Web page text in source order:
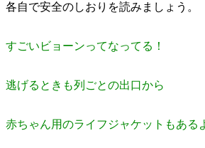
各自で安全のしおりを読みましょう。
すごいビョーンってなってる！
逃げるときも列ごとの出口から
赤ちゃん用のライフジャケットもある